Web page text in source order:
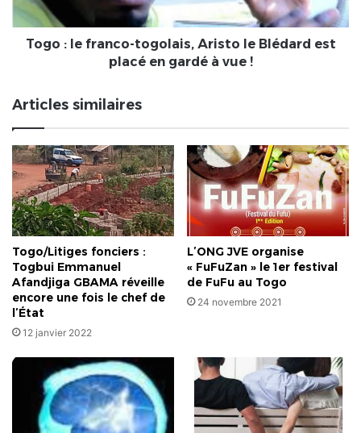
Blédard
est
placé
vue
!
Togo : le franco-togolais, Aristo le Blédard est
placé en gardé à vue !
Articles similaires
Togo/Litiges fonciers :
Togbui Emmanuel
Afandjiga GBAMA réveille
encore une fois le chef de
l’État
12 janvier 2022
L’ONG JVE organise
« FuFuZan » le 1er festival
de FuFu au Togo
24 novembre 2021